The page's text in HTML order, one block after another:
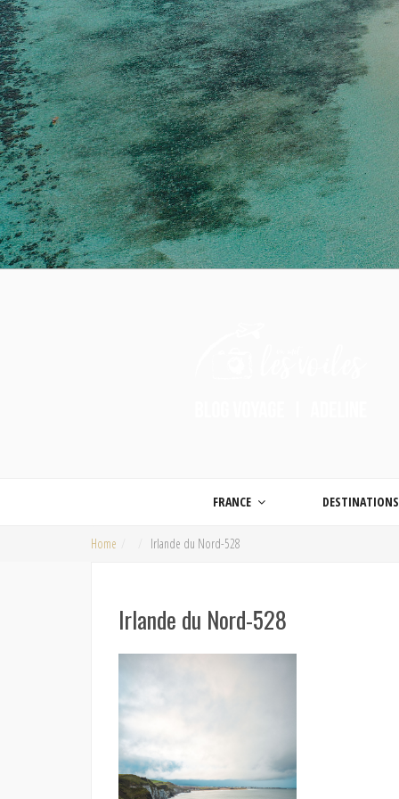
FRANCE DESTINATIONS
Home Irlande du Nord-528
Irlande du Nord-528